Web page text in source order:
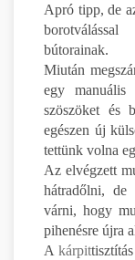
Apró tipp, de
bútorainak.
Miután
egy manuális
szöszöket és
egészen új
tettünk volna
Az elvégzett
hátradőlni, de
várni, hogy
pihenésre újra
Akárpit